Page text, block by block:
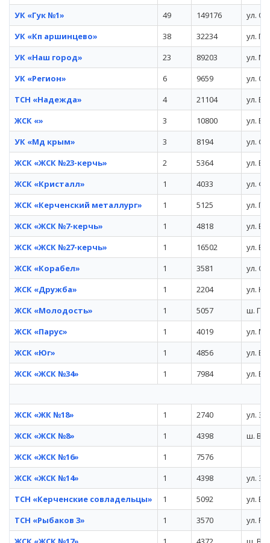
УК «Гук №1»
49 149176
ул.
УК «Кп аршинцево»
38 32234
ул.
УК «Наш город»
23 89203
ул.
УК «Регион»
6 9659
ул.
ТСН «Надежда»
4 21104
ул.
ЖСК «»
3 10800
ул.
УК «Мд крым»
3 8194
ул.
ЖСК «ЖСК №23-керчь»
2 5364
ул.
ЖСК «Кристалл»
1 4033
ул.
ЖСК «Керченский металлург»
1 5125
ул.
ЖСК «ЖСК №7-керчь»
1 4818
ул.
ЖСК «ЖСК №27-керчь»
1 16502
ул.
ЖСК «Корабел»
1 3581
ул.
ЖСК «Дружба»
1 2204
ул.
ЖСК «Молодость»
1 5057
ш.
ЖСК «Парус»
1 4019
ул.
ЖСК «Юг»
1 4856
ул.
ЖСК «ЖСК №34»
1 7984 ул.
ЖСК «ЖК №18» 1 2740
ул.
ЖСК «ЖСК №8»
1 4398
ш.
ЖСК «ЖСК №16»
1
7576
ЖСК «ЖСК №14»
1 4398
ул.
ТСН «Керченские совладельцы»
1 5092
ул.
ТСН «Рыбаков 3»
1 3570
ул.